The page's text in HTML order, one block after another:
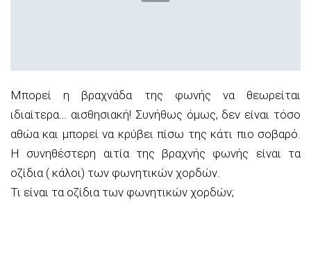
Μπορεί η βραχνάδα της φωνής να θεωρείται
ιδιαίτερα… αισθησιακή! Συνήθως όμως, δεν είναι τόσο
αθώα και μπορεί να κρύβει πίσω της κάτι πιο σοβαρό.
Η συνηθέστερη αιτία της βραχνής φωνής είναι τα
οζίδια ( κάλοι) των φωνητικών χορδών.
Τι είναι τα οζίδια των φωνητικών χορδών;